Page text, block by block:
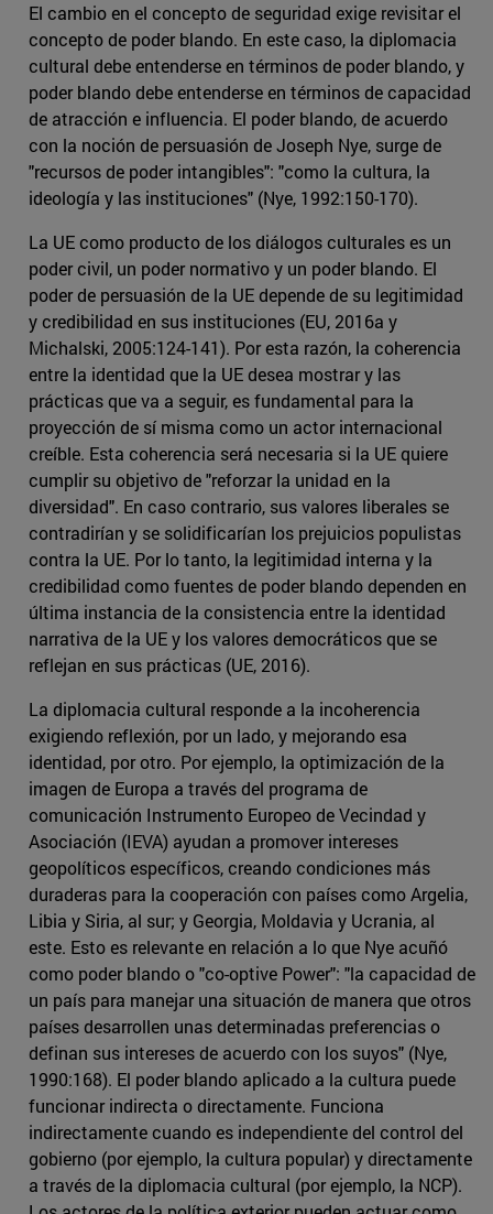
El cambio en el concepto de seguridad exige revisitar el
concepto de poder blando. En este caso, la diplomacia
cultural debe entenderse en términos de poder blando, y
poder blando debe entenderse en términos de capacidad
de atracción e influencia. El poder blando, de acuerdo
con la noción de persuasión de Joseph Nye, surge de
"recursos de poder intangibles": "como la cultura, la
ideología y las instituciones" (Nye, 1992:150-170).
La UE como producto de los diálogos culturales es un
poder civil, un poder normativo y un poder blando. El
poder de persuasión de la UE depende de su legitimidad
y credibilidad en sus instituciones (EU, 2016a y
Michalski, 2005:124-141). Por esta razón, la coherencia
entre la identidad que la UE desea mostrar y las
prácticas que va a seguir, es fundamental para la
proyección de sí misma como un actor internacional
creíble. Esta coherencia será necesaria si la UE quiere
cumplir su objetivo de "reforzar la unidad en la
diversidad". En caso contrario, sus valores liberales se
contradirían y se solidificarían los prejuicios populistas
contra la UE. Por lo tanto, la legitimidad interna y la
credibilidad como fuentes de poder blando dependen en
última instancia de la consistencia entre la identidad
narrativa de la UE y los valores democráticos que se
reflejan en sus prácticas (UE, 2016).
La diplomacia cultural responde a la incoherencia
exigiendo reflexión, por un lado, y mejorando esa
identidad, por otro. Por ejemplo, la optimización de la
imagen de Europa a través del programa de
comunicación Instrumento Europeo de Vecindad y
Asociación (IEVA) ayudan a promover intereses
geopolíticos específicos, creando condiciones más
duraderas para la cooperación con países como Argelia,
Libia y Siria, al sur; y Georgia, Moldavia y Ucrania, al
este. Esto es relevante en relación a lo que Nye acuñó
como poder blando o "co-optive Power": "la capacidad de
un país para manejar una situación de manera que otros
países desarrollen unas determinadas preferencias o
definan sus intereses de acuerdo con los suyos" (Nye,
1990:168). El poder blando aplicado a la cultura puede
funcionar indirecta o directamente. Funciona
indirectamente cuando es independiente del control del
gobierno (por ejemplo, la cultura popular) y directamente
a través de la diplomacia cultural (por ejemplo, la NCP).